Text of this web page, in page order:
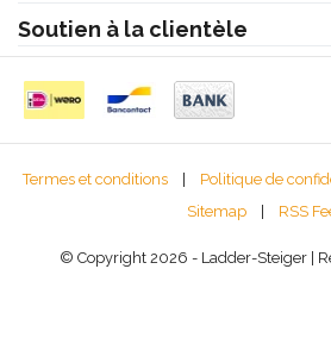
Soutien à la clientèle
Termes et conditions | Politique de
Sitemap
| RSS
© Copyright 2026 - Ladder-Steiger |